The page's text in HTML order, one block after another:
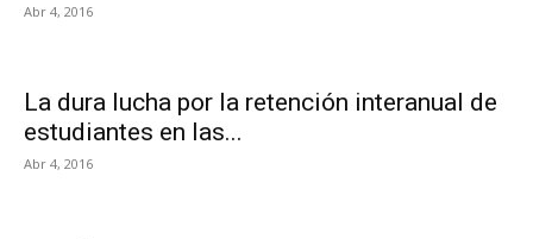
Abr 4, 2016
La dura lucha por la retención interanual de
estudiantes en las...
Abr 4, 2016